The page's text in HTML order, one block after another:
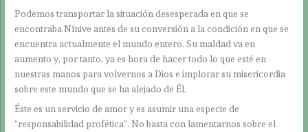
Podemos transportar la situación desesperada en que se
encontraba Nínive antes de su conversión a la condición en que se
encuentra actualmente el mundo entero. Su maldad va en
aumento y, por tanto, ya es hora de hacer todo lo que esté en
nuestras manos para volvernos a Dios e implorar su misericordia
sobre este mundo que se ha alejado de Él.
Éste es un servicio de amor y es asumir una especie de
“responsabilidad profética”. No basta con lamentarnos sobre el